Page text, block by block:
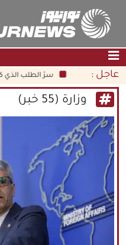
الصفحة الرئيسية|التواصل
عناوين الأخبار
الثقافة والمجتمع
اقتصاد
سياسة
الوسائط المتعددة
|فارسي|
English
|
|עברית 中文
عاجل : سرّ الطلب الذي كشف
وزارة (55 خبر)